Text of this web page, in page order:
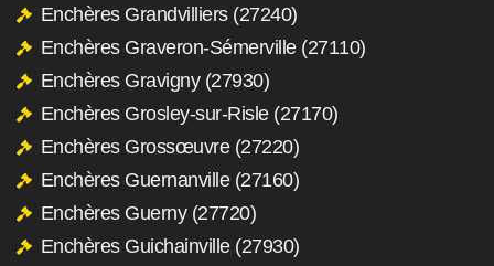
Enchères Grandvilliers (27240)
Enchères Graveron-Sémerville (27110)
Enchères Gravigny (27930)
Enchères Grosley-sur-Risle (27170)
Enchères Grossœuvre (27220)
Enchères Guernanville (27160)
Enchères Guerny (27720)
Enchères Guichainville (27930)